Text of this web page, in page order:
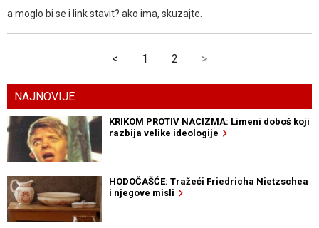
a moglo bi se i link stavit? ako ima, skuzajte.
< 1 2 >
NAJNOVIJE
KRIKOM PROTIV NACIZMA: Limeni doboš koji
razbija velike ideologije
HODOČAŠĆE: Tražeći Friedricha Nietzschea
i njegove misli